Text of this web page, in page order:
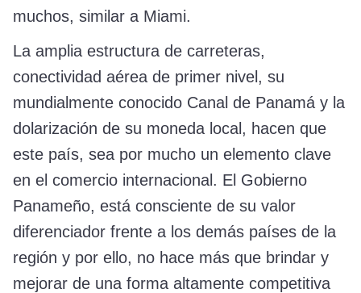
muchos, similar a Miami.
La amplia estructura de carreteras,
conectividad aérea de primer nivel, su
mundialmente conocido Canal de Panamá y la
dolarización de su moneda local, hacen que
este país, sea por mucho un elemento clave
en el comercio internacional. El Gobierno
Panameño, está consciente de su valor
diferenciador frente a los demás países de la
región y por ello, no hace más que brindar y
mejorar de una forma altamente competitiva